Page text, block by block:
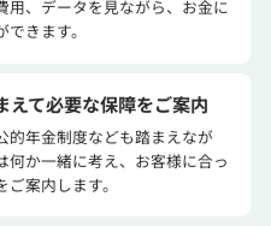
用、データを見ながら、お金に
きます。
えて必要な保障をご案内
的年金制度なども踏まえなが
何か一緒に考え、お客様に合っ
案内します。